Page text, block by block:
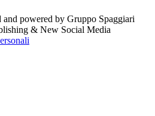
powered by Gruppo Spaggiari
& New Social Media